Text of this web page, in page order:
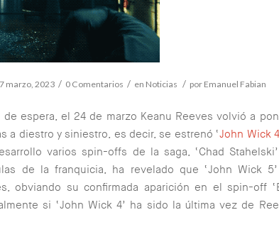
marzo, 2023 / 0 Comentarios / en Noticias / por Emanuel Fabian
de espera, el 24 de marzo Keanu Reeves volvió a
a diestro y siniestro, es decir, se estrenó ‘John Wick 4
varios spin-offs de la saga, ‘Chad
de la franquicia, ha revelado que ‘John Wick
obviando su confirmada aparición en el spin-off ‘
si ‘John Wick 4’ ha sido la última vez de